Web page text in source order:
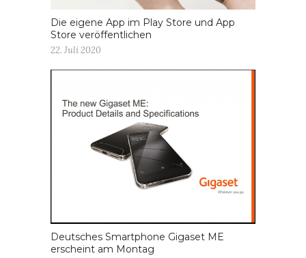
Die eigene App im Play Store und App
Store veröffentlichen
22. Juli 2020
Deutsches Smartphone Gigaset ME
erscheint am Montag